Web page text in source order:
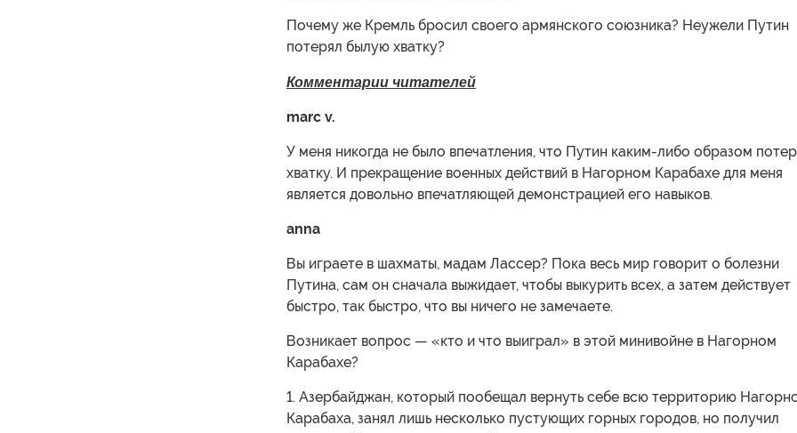
Почему же Кремль бросил своего армянского союзника? Неужели Путин
потерял былую хватку?
Комментарии читателей
marc v.
У меня никогда не было впечатления, что Путин каким-либо образом
хватку. И прекращение военных действий в Нагорном Карабахе для меня
является довольно впечатляющей демонстрацией его навыков.
anna
Вы играете в шахматы, мадам Лассер? Пока весь мир говорит о болезни
Путина, сам он сначала выжидает, чтобы выкурить всех, а затем действует
быстро, так быстро, что вы ничего не замечаете.
Возникает вопрос — «кто и что выиграл» в этой минивойне в Нагорном
Карабахе?
1. Азербайджан, который пообещал вернуть себе всю территорию
Карабаха, занял лишь несколько пустующих горных городов, но получил